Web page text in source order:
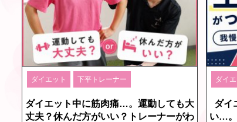
ダイエット 下平トレーナー
ダイエット中に筋肉痛…。運動しても大
丈夫？休んだ方がいい？トレーナーがわ
ダイエ
ダイ
い…。